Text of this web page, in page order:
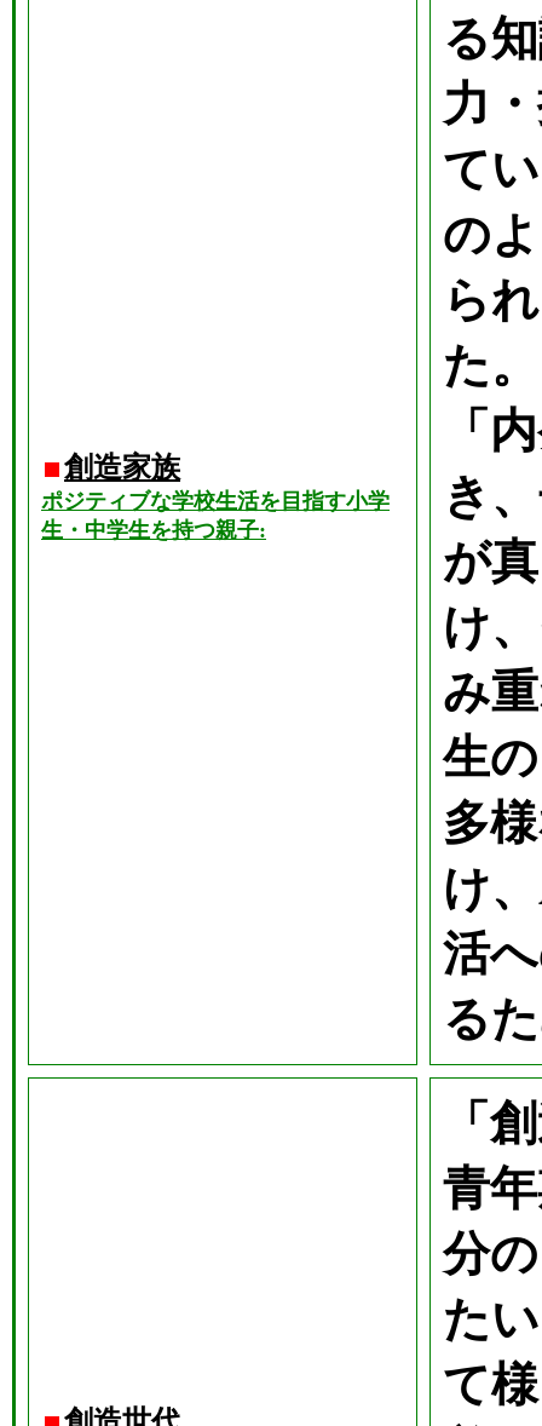
創造家族
ポジティブな学校生活を目指す小学
生・中学生を持つ親子:
る
力
て
の
ら
た
「
き
が
け
み
生
多
け
活
る
「
青
分
た
て